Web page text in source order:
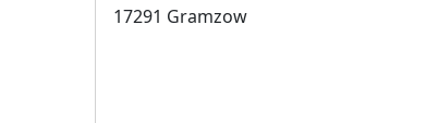
17291 Gramzow